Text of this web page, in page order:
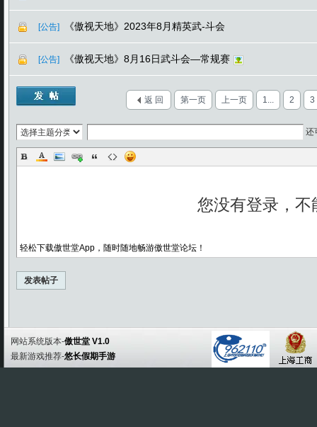
[公告] 《傲视天地》2023年8月精英武-斗会
[公告] 《傲视天地》8月16日武斗会—常规赛
第一页 上一页 1... 2 3
返 回
还
轻松下载傲世堂App，随时随地畅游傲世堂论坛！
发表帖子
网站系统版本-傲世堂 V1.0
最新游戏推荐-悠长假期手游